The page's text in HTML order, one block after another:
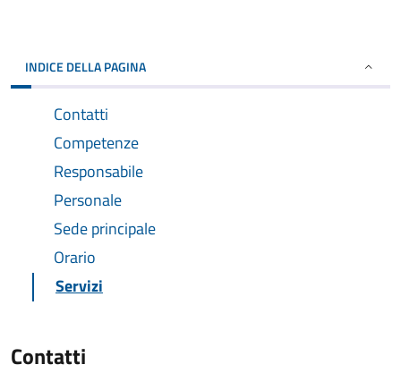
INDICE DELLA PAGINA
Contatti
Competenze
Responsabile
Personale
Sede principale
Orario
Servizi
Contatti